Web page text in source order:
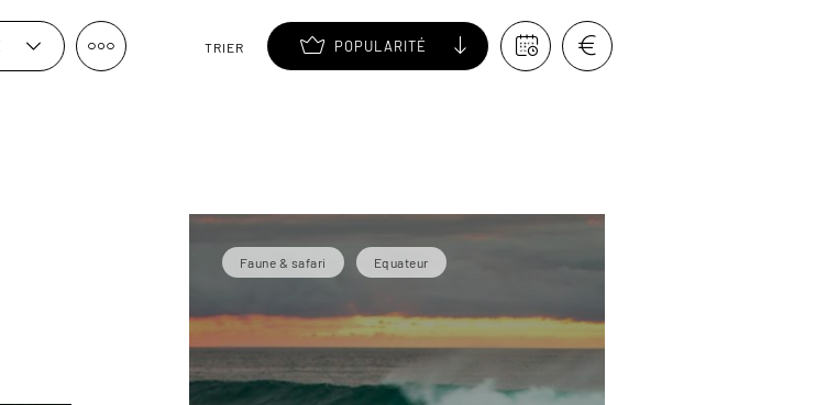
TRIER POPULARITÉ
Faune & safari Equateur